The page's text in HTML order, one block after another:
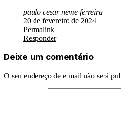
paulo cesar neme ferreira
20 de fevereiro de 2024
Permalink
Responder
Deixe um comentário
O seu endereço de e-mail não será